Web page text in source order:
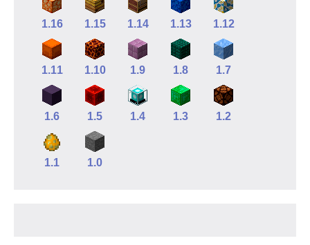
1.16 1.15 1.14 1.13 1.12
1.11 1.10 1.9 1.8 1.7
1.6 1.5 1.4 1.3 1.2
1.1 1.0